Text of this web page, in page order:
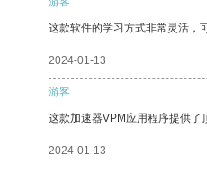
这款软件的学习方式非常灵活，
2024-01-13
游客
这款加速器VPM应用程序提供了
2024-01-13